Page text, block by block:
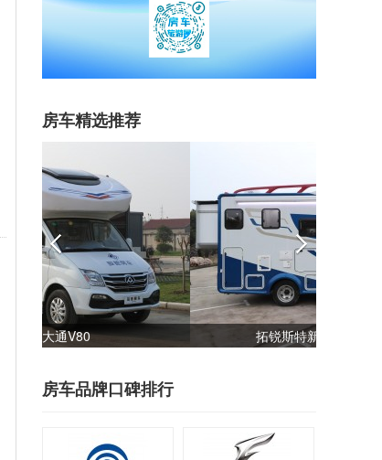
房车精选推荐
骏驰大通V80
房车品牌口碑排行